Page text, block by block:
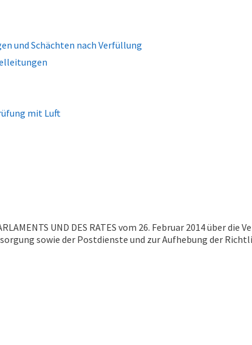
und Schächten nach Verfüllung
mit Luft
UND DES RATES vom 26. Februar 2014 über die
sowie der Postdienste und zur Aufhebung der